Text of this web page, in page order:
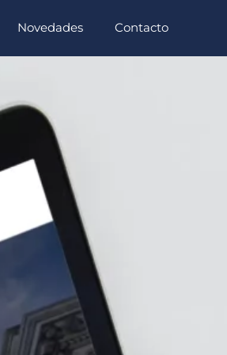
Novedades Contacto